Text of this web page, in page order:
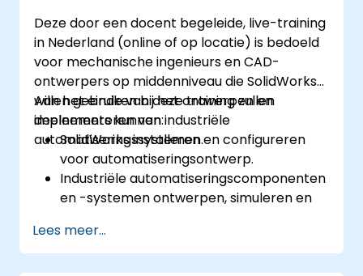
Solidworks PDM op meerdere locaties
binnen het bedrijf te evalueren.
Deze door een docent begeleide, live-training
in Nederland (online of op locatie) is bedoeld
voor mechanische ingenieurs en CAD-
ontwerpers op middenniveau die SolidWorks
willen gebruiken bij het ontwerpen en
implementeren van industriële
automatiseringssystemen.
Aan het einde van deze training zullen
deelnemers kunnen:
SolidWorks installeren en configureren
voor automatiseringsontwerp.
Industriële automatiseringscomponenten
en -systemen ontwerpen, simuleren en
Ontwerpen exporteren voor
daadwerkelijke implementatie in
Lees meer...